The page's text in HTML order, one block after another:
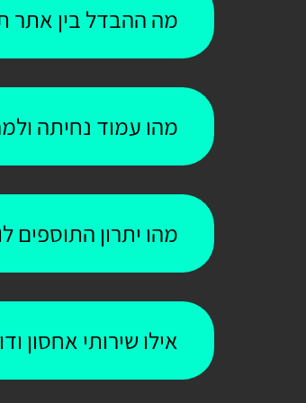
מה ההבדל בין אתר
מהו עמוד נחיתה
מהו יתרון
אילו שירותי אחסון